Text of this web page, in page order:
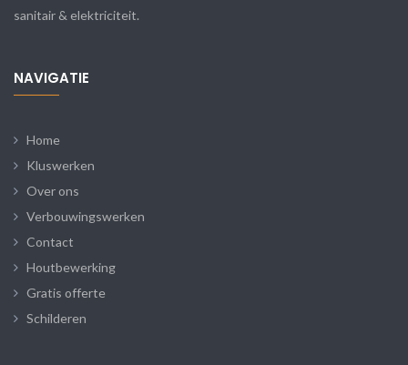
sanitair & elektriciteit.
NAVIGATIE
Home
Kluswerken
Over ons
Verbouwingswerken
Contact
Houtbewerking
Gratis offerte
Schilderen